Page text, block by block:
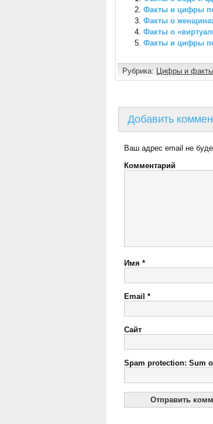
Факты и цифры
Факты о
Факты о
Факты и цифры
Рубрика: Цифры и факты
Добавить
Ваш адрес email не
Комментарий
Имя *
Email *
Сайт
Spam protection: Sum